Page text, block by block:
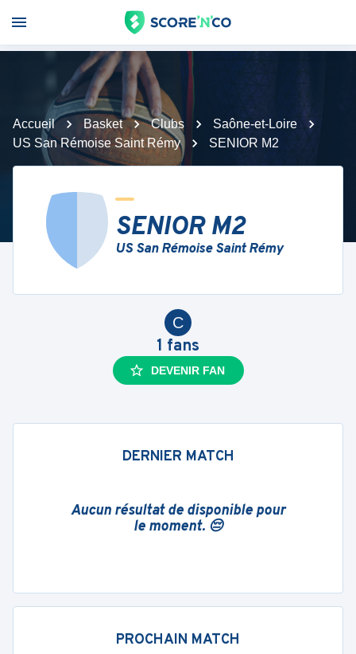
Accueil Basket Clubs
Saône-et-Loire
US San Rémoise Saint Rémy
SENIOR M2
SENIOR M2
US San Rémoise Saint Rémy
C
1 fans
DEVENIR FAN
DERNIER MATCH
Aucun résultat de disponible pour
le moment. 😔
PROCHAIN MATCH